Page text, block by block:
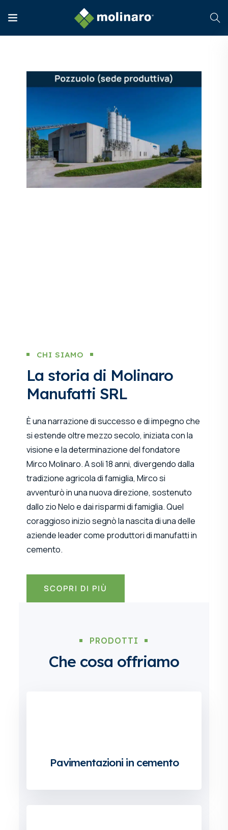
CHI SIAMO
La storia di Molinaro
Manufatti SRL
È una narrazione di successo e di impegno che
si estende oltre mezzo secolo, iniziata con la
visione e la determinazione del fondatore
Mirco Molinaro. A soli 18 anni, divergendo dalla
tradizione agricola di famiglia, Mirco si
avventurò in una nuova direzione, sostenuto
dallo zio Nelo e dai risparmi di famiglia. Quel
coraggioso inizio segnò la nascita di una delle
aziende leader come produttori di manufatti in
cemento.
SCOPRI DI PIÙ
PRODOTTI
Che cosa offriamo
Pavimentazioni in cemento